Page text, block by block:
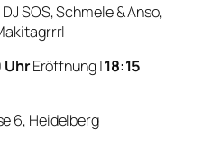
SOS, Schmele & Anso,
UhrEröffnung |18:15
6, Heidelberg